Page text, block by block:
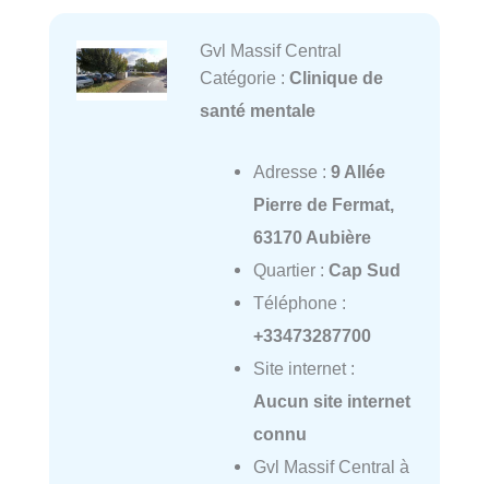
Gvl Massif Central
Catégorie : Clinique de
santé mentale
Adresse : 9 Allée
Pierre de Fermat,
63170 Aubière
Quartier : Cap Sud
Téléphone :
+33473287700
Site internet :
Aucun site internet
connu
Gvl Massif Central à